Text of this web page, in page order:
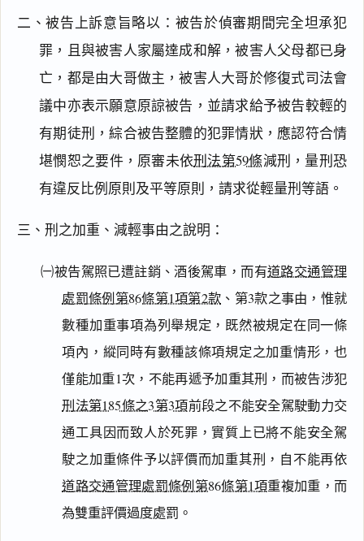
二、被告上訴意旨略以：被告於偵審期間完全坦承犯
罪，且與被害人家屬達成和解，被害人父母都已身
亡，都是由大哥做主，被害人大哥於修復式司法會
議中亦表示願意原諒被告，並請求給予被告較輕的
有期徒刑，綜合被告整體的犯罪情狀，應認符合情
堪憫恕之要件，原審未依刑法第59條減刑，量刑恐
有違反比例原則及平等原則，請求從輕量刑等語。
三、刑之加重、減輕事由之說明：
㈠被告駕照已遭註銷、酒後駕車，而有道路交通管理
處罰條例第86條第1項第2款 、第3款之事由，惟就
數種加重事項為列舉規定，既然被規定在同一條
項內，縱同時有數種該條項規定之加重情形，也
僅能加重1次，不能再遞予加重其刑，而被告涉犯
刑法第185條之3第3項前段之不能安全駕駛動力交
通工具因而致人於死罪，實質上已將不能安全駕
駛之加重條件予以評價而加重其刑，自不能再依
道路交通管理處罰條例第86條第1項重複加重，而
為雙重評價過度處罰。